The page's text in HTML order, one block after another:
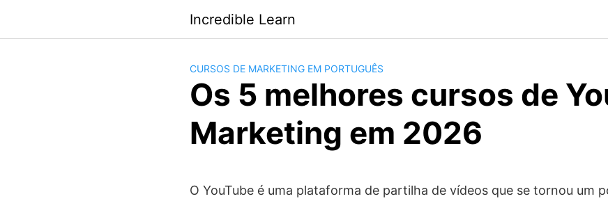
contenido
Incredible Learn
CURSOS DE MARKETING EM PORTUGUÊS
Os 5 melhores cursos de
Marketing em 2026
O YouTube é uma plataforma de partilha de vídeos que se tornou um